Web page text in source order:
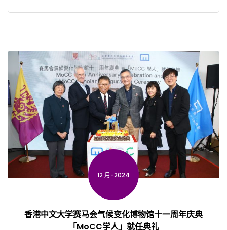
12 月-2024
香港中文大学赛马会气候变化博物馆十一周年庆典
「MoCC学人」就任典礼